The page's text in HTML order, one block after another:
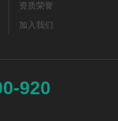
资质荣誉
加入我们
920